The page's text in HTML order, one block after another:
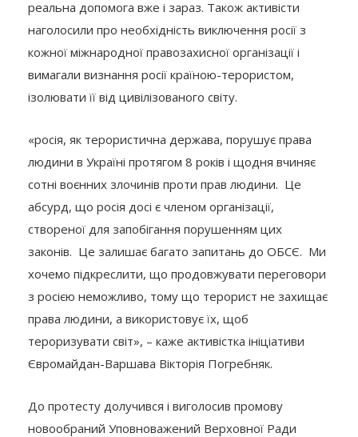
реальна допомога вже і зараз. Також активісти
наголосили про необхідність виключення росії з
кожної міжнародної правозахисної організації і
вимагали визнання росії країною-терористом,
ізолювати її від цивілізованого світу.
«росія, як терористична держава, порушує права
людини в Україні протягом 8 років і щодня вчиняє
сотні воєнних злочинів проти прав людини. Це
абсурд, що росія досі є членом організації,
створеної для запобігання порушенням цих
законів. Це залишає багато запитань до ОБСЄ. Ми
хочемо підкреслити, що продовжувати переговори
з росією неможливо, тому що терорист не захищає
права людини, а використовує їх, щоб
тероризувати світ», – каже активістка ініціативи
Євромайдан-Варшава Вікторія Погребняк.
До протесту долучився і виголосив промову
новообраний Уповноважений Верховної Ради